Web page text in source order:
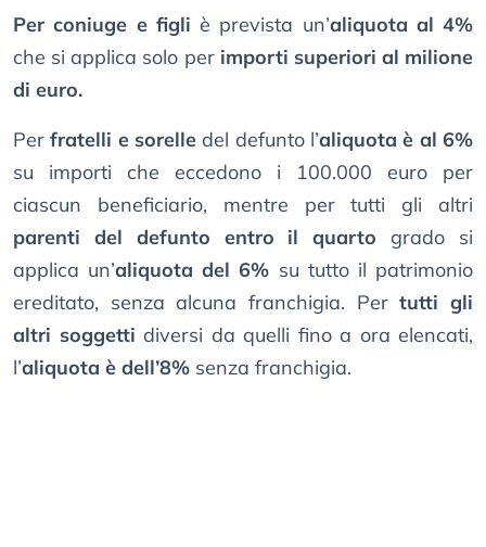
Per coniuge e figli è prevista un’aliquota al 4%
che si applica solo per importi superiori al milione
di euro.
Perfratelli e sorelle del defunto l’aliquota è al 6%
su importi che eccedono i 100.000 euro per
ciascun beneficiario, mentre per tutti gli altri
parenti del defunto entro il quarto grado si
applica un’aliquota del 6% su tutto il patrimonio
ereditato, senza alcuna franchigia. Pertutti gli
altri soggetti diversi da quelli fino a ora elencati,
l’aliquota è dell’8% senza franchigia.